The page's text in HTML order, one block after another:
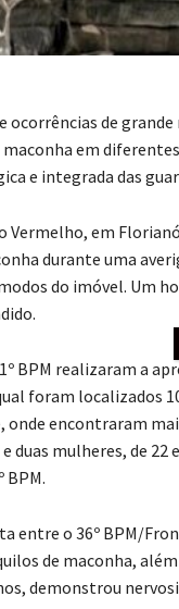
de grande
em
e integrada das
Vermelho, em
durante uma
do imóvel. Um
BPM realizaram a
foram localizados
onde encontraram
mulheres, de 22
entre o 36º BPM/
de maconha, além
demonstrou